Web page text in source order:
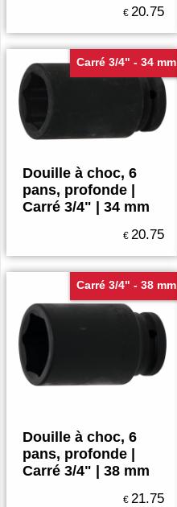
€ 20.75
Carré 3/4" - 34 mm
Douille à choc, 6
pans, profonde |
Carré 3/4" | 34 mm
€ 20.75
Carré 3/4" - 38 mm
Douille à choc, 6
pans, profonde |
Carré 3/4" | 38 mm
€ 21.75